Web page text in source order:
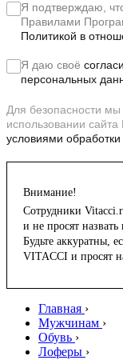
Я подтверждаю,
Правилами
Политикой в
Я даю своё
персональных
Для безопасности
использовании
условиями
Внимание!
Сотрудники
и не просят назвать
Будьте аккуратны,
VITACCI и просят
Главная ›
Мужчинам ›
Обувь ›
Лоферы ›